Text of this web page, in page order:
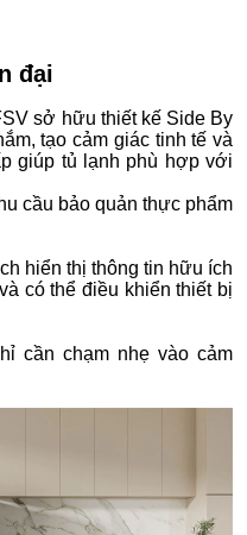
đại
sở hữu thiết kế Side By
tạo cảm giác tinh tế và
giúp tủ lạnh phù hợp với
cầu bảo quản thực phẩm
hiển thị thông tin hữu ích
có thể điều khiển thiết bị
cần chạm nhẹ vào cảm